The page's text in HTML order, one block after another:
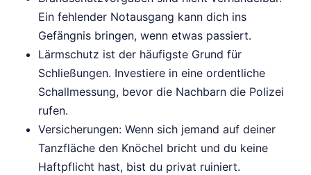
Ein fehlender Notausgang kann dich ins
Gefängnis bringen, wenn etwas passiert.
Lärmschutz ist der häufigste Grund für
Schließungen. Investiere in eine ordentliche
Schallmessung, bevor die Nachbarn die Polizei
rufen.
Versicherungen: Wenn sich jemand auf deiner
Tanzfläche den Knöchel bricht und du keine
Haftpflicht hast, bist du privat ruiniert.